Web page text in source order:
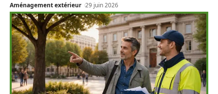
Aménagement extérieur 29 juin 2026